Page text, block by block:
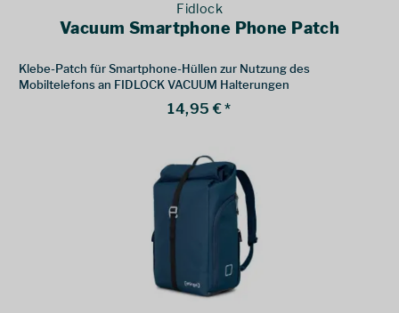
Fidlock
Vacuum Smartphone Phone Patch
Klebe-Patch für Smartphone-Hüllen zur Nutzung des
Mobiltelefons an FIDLOCK VACUUM Halterungen
14,95 € *